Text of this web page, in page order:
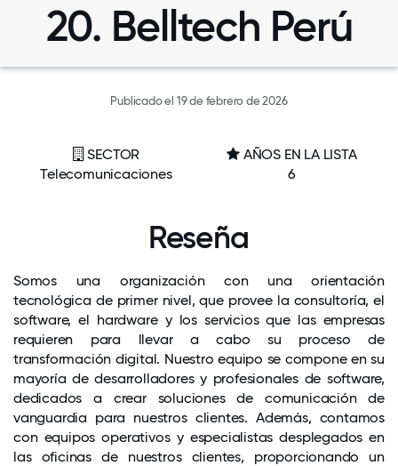
20. Belltech Perú
Publicado el 19 de febrero de 2026
SECTOR
Telecomunicaciones
AÑOS EN LA LISTA
6
Reseña
Somos una organización con una orientación
tecnológica de primer nivel, que provee la consultoría, el
software, el hardware y los servicios que las empresas
requieren para llevar a cabo su proceso de
transformación digital. Nuestro equipo se compone en su
mayoría de desarrolladores y profesionales de software,
dedicados a crear soluciones de comunicación de
vanguardia para nuestros clientes. Además, contamos
con equipos operativos y especialistas desplegados en
las oficinas de nuestros clientes, proporcionando un